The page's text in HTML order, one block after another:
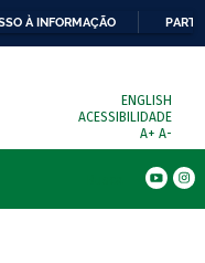
À INFORMAÇÃO
ENGLISH
ACESSIBILIDADE
A+ A-